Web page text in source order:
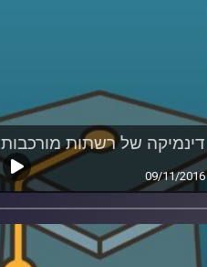
דינמיקה של רשתות מורכבות
09/11/2016